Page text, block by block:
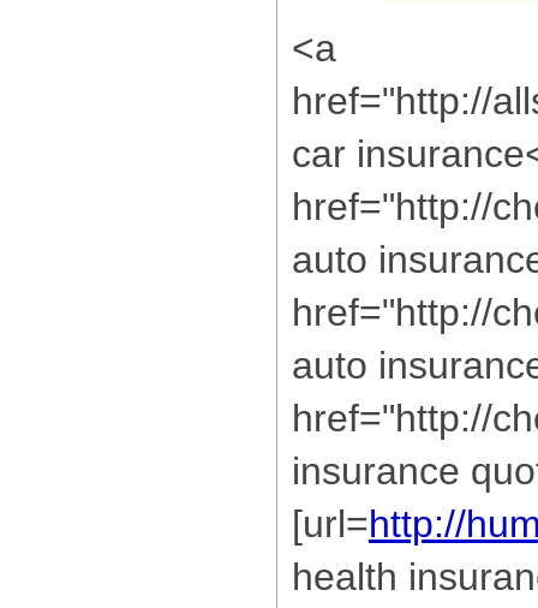
<a
href="http://
car
href="http://
auto
href="http://
auto
href="http://
insurance
[url=http://
health